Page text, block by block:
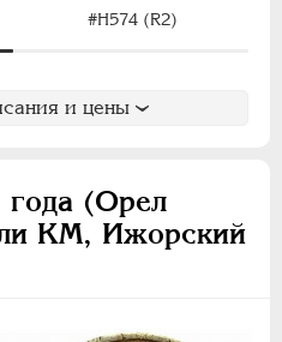
#Н574 (R2)
и цены
года (Орел
КМ, Ижорский